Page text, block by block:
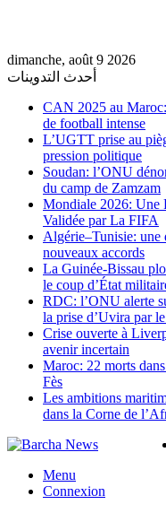
dimanche, août 9 2026
أحدث التدوينات
CAN 2025 au
de football intense
L’UGTT prise au
pression politique
Soudan: l’ONU
du camp de Zamzam
Mondiale 2026: Une
Validée par La FIFA
Algérie–Tunisie: une
nouveaux accords
La Guinée-Bissau
le coup d’État
RDC: l’ONU alerte
la prise d’Uvira par
Crise ouverte à
avenir incertain
Maroc: 22 morts
Fès
Les ambitions
dans la Corne de
Menu
Connexion